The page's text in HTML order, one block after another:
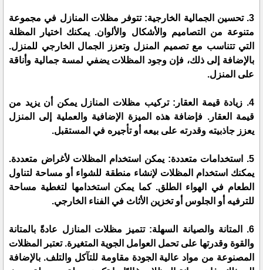
3. تحسين الجمالية الخارجية: تتوفر مظلات المنازل في مجموعة
متنوعة من التصاميم والأشكال والألوان. يمكنك اختيار المظلة
التي تتناسب مع تصميم المنزل وتعزز الجمال الخارجي للمنزل.
بالإضافة إلى ذلك، فإن وجود المظلات يضفي لمسة جمالية وأناقة
على المنزل.
4. زيادة قيمة العقار: تركيب مظلات المنازل يمكن أن يزيد من
قيمة العقار. فإضافة هذه الميزة الإضافية والعملية إلى المنزل
يعزز جاذبيته وقدرته على بيعه أو تأجيره في المستقبل.
5. استخدامات متعددة: يمكن استخدام المظلات لأغراض متعددة.
يمكنك استخدام المظلات لإنشاء منطقة للشواء أو مساحة لتناول
الطعام في الهواء الطلق. كما يمكن استخدامها لتغطية مساحة
للترفيه أو الجلوس أو تخزين الأثاث في الفناء الخارجي.
6. المتانة والصيانة السهلة: تتميز مظلات المنازل عادةً بالمتانة
والقوة وقدرتها على تحمل العوامل الجوية المتغيرة. تعتبر المظلات
المصنوعة من مواد عالية الجودة مقاومة للتآكل والتلف. بالإضافة